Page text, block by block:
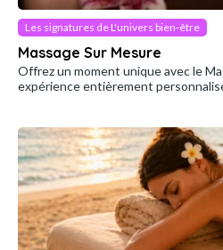
Les signatures de L'univers bien-être
Massage Sur Mesure
Offrez un moment unique avec le
expérience entièrement